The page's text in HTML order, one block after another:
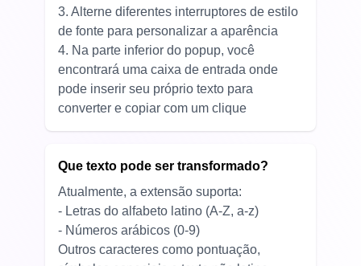
3. Alterne diferentes interruptores de estilo
de fonte para personalizar a aparência
4. Na parte inferior do popup, você
encontrará uma caixa de entrada onde
pode inserir seu próprio texto para
converter e copiar com um clique
Que texto pode ser transformado?
Atualmente, a extensão suporta:
- Letras do alfabeto latino (A-Z, a-z)
- Números arábicos (0-9)
Outros caracteres como pontuação,